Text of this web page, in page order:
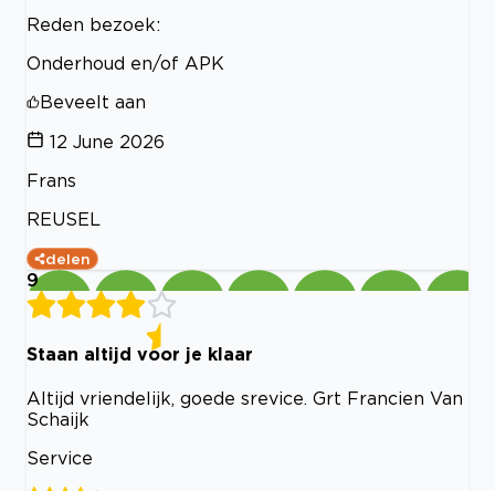
Reden bezoek:
Onderhoud en/of APK
Beveelt aan
12 June 2026
Frans
REUSEL
delen
9
Staan altijd voor je klaar
Altijd vriendelijk, goede srevice. Grt Francien Van
Schaijk
Service